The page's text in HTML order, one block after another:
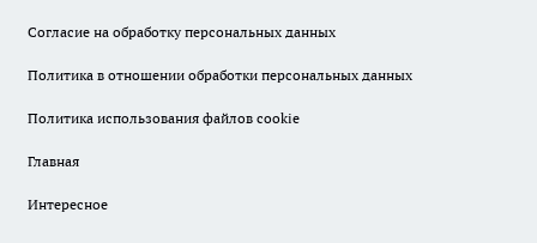
Согласие на обработку персональных данных
Политика в отношении обработки персональных данных
Политика использования файлов cookie
Главная
Интересное